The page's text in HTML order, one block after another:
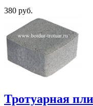
380 руб.
Тротуарная